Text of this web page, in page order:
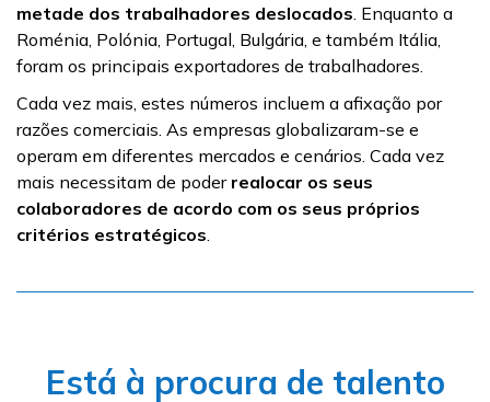
metade dos trabalhadores deslocados. Enquanto a
Roménia, Polónia, Portugal, Bulgária, e também Itália,
foram os principais exportadores de trabalhadores.
Cada vez mais, estes números incluem a afixação por
razões comerciais. As empresas globalizaram-se e
operam em diferentes mercados e cenários. Cada vez
mais necessitam de poder realocar os seus
colaboradores de acordo com os seus próprios
critérios estratégicos.
Está à procura de talento